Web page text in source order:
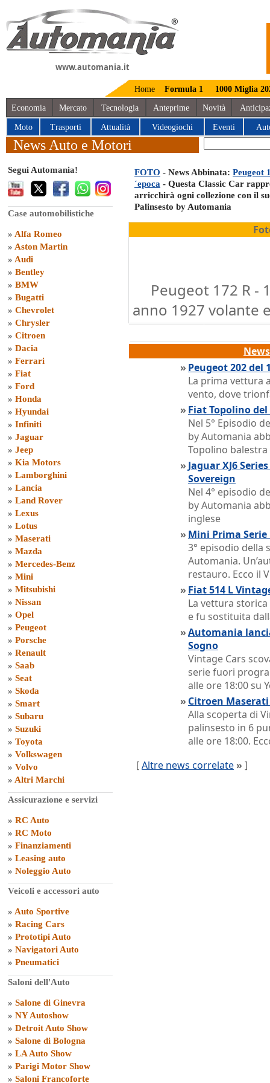
www.automania.it
Home Formula 1 1000 Miglia
Economia Mercato Tecnologia Anteprime Novità
Moto Trasporti Attualità Videogiochi Eventi
News Auto e Motori
Segui Automania!
Case automobilistiche
» Alfa Romeo
» Aston Martin
» Audi
» Bentley
» BMW
» Bugatti
» Chevrolet
» Chrysler
» Citroen
» Dacia
» Ferrari
» Fiat
» Ford
» Honda
» Hyundai
» Infiniti
» Jaguar
» Jeep
» Kia Motors
» Lamborghini
» Lancia
» Land Rover
» Lexus
» Lotus
» Maserati
» Mazda
» Mercedes-Benz
» Mini
» Mitsubishi
» Nissan
» Opel
» Peugeot
» Porsche
» Renault
» Saab
» Seat
» Skoda
» Smart
» Subaru
» Suzuki
» Toyota
» Volkswagen
» Volvo
» Altri Marchi
Assicurazione e servizi
» RC Auto
» RC Moto
» Finanziamenti
» Leasing auto
» Noleggio Auto
Veicoli e accessori auto
» Auto Sportive
» Racing Cars
» Prototipi Auto
» Navigatori Auto
» Pneumatici
Saloni dell'Auto
» Salone di Ginevra
» NY Autoshow
» Detroit Auto Show
» Salone di Bologna
» LA Auto Show
» Parigi Motor Show
» Saloni Francoforte
FOTO - News Abbinata: Peugeot
´epoca - Questa Classic Car
arricchirà ogni collezione con il
Palinsesto by Automania
Peugeot 172 R -
anno 1927 volante
» Peugeot 202 del
La prima vettura
vento, dove
» Fiat Topolino
Nel 5° Episodio
by Automania
Topolino balestra
» Jaguar XJ6
Sovereign
Nel 4° episodio
by Automania
inglese
» Mini Prima
3° episodio della
Automania.
restauro. Ecco il
» Fiat 514 L
La vettura
e fu sostituita
»Automania
Sogno
Vintage Cars
serie fuori
alle ore 18:00 su
» Citroen
Alla scoperta di
palinsesto in 6
alle ore 18:00.
[Altre news correlate » ]